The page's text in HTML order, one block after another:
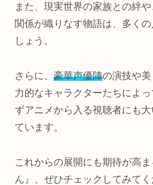
また、現実世界の家族との絆
関係が織りなす物語は、多く
しょう。
さらに、 豪華声優陣の演技や
力的なキャラクターたちによ
ずアニメから入る視聴者にも
ています。
これからの展開にも期待が高
ん』、ぜひチェックしてみてく